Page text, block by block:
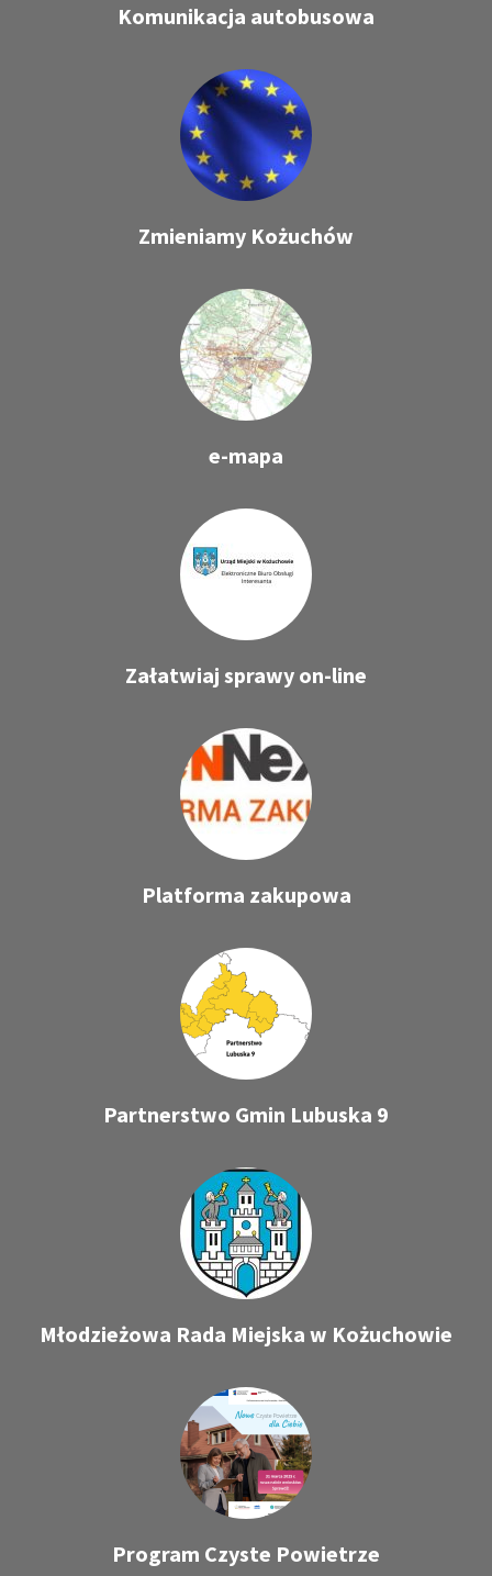
Komunikacja autobusowa
Zmieniamy Kożuchów
e-mapa
Załatwiaj sprawy on-line
Platforma zakupowa
Partnerstwo Gmin Lubuska 9
Młodzieżowa Rada Miejska w Kożuchowie
Program Czyste Powietrze